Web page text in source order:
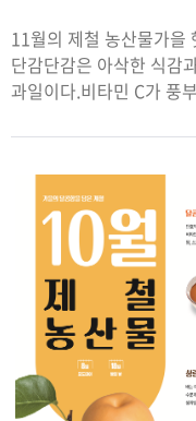
11월의 제철 농산물가을
단감단감은 아삭한 식감
과일이다.비타민 C가 풍
겨울을 준비하는 따뜻한
상징하는 대표적인 채소